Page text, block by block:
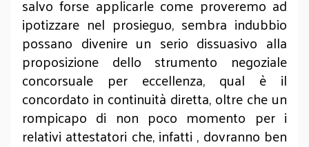
salvo forse applicarle come proveremo ad
ipotizzare nel prosieguo, sembra indubbio
possano divenire un serio dissuasivo alla
proposizione dello strumento negoziale
concorsuale per eccellenza, qual è il
concordato in continuità diretta, oltre che un
rompicapo di non poco momento per i
relativi attestatori che, infatti , dovranno ben